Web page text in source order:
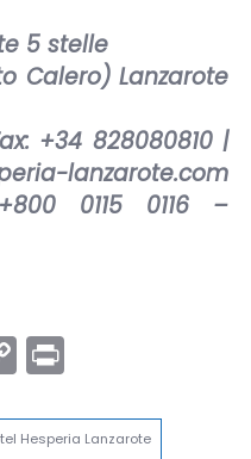
5 stelle
Calero) Lanzarote
+34 828080810 |
lanzarote.com
0115 0116 –
Copy
Link
Hesperia Lanzarote